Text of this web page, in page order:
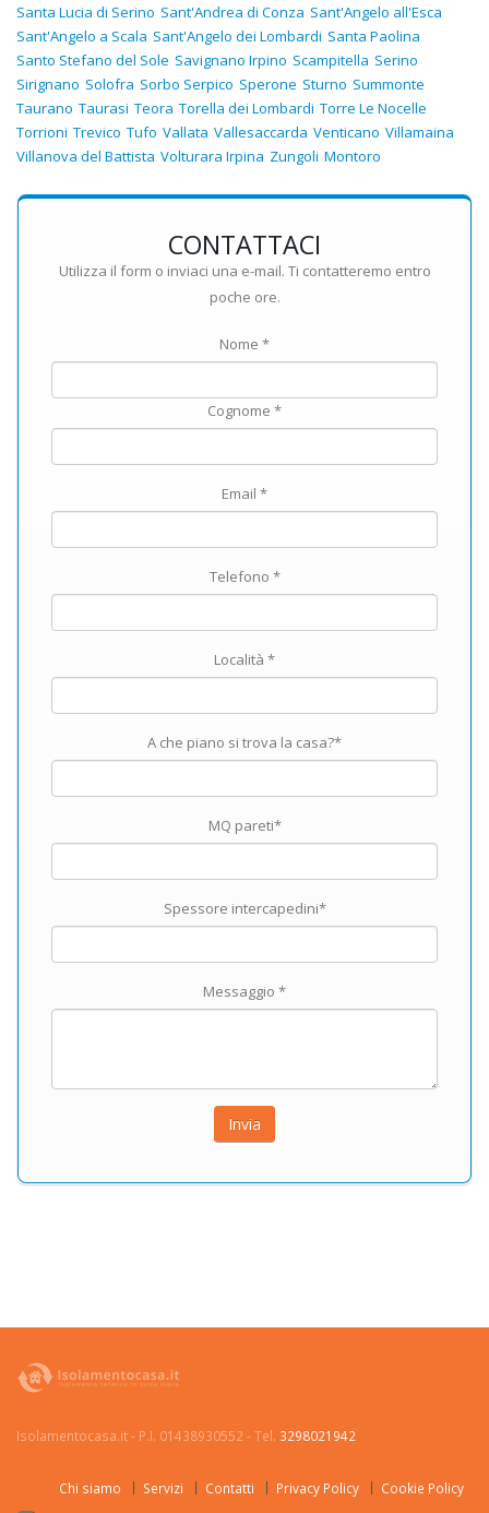
Santa Lucia di Serino Sant'Andrea di Conza Sant'Angelo all'Esca
Sant'Angelo a Scala Sant'Angelo dei Lombardi Santa Paolina
Santo Stefano del Sole Savignano Irpino Scampitella Serino
Sirignano Solofra Sorbo Serpico Sperone Sturno Summonte
Taurano Taurasi Teora Torella dei Lombardi Torre Le Nocelle
Torrioni Trevico Tufo Vallata Vallesaccarda Venticano Villamaina
Villanova del Battista Volturara Irpina Zungoli Montoro
CONTATTACI
Utilizza il form o inviaci una e-mail. Ti contatteremo entro
poche ore.
Nome *
Cognome *
Email *
Telefono *
Località *
A che piano si trova la casa?*
MQ pareti*
Spessore intercapedini*
Messaggio *
Isolamentocasa.it - P.I. 01438930552 - Tel. 3298021942
Chi siamo Servizi Contatti Privacy Policy Cookie Policy